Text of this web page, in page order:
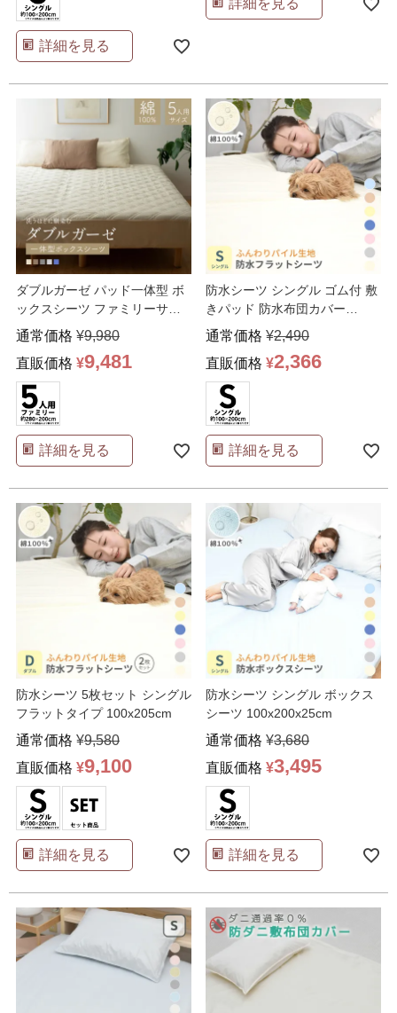
詳細を見る
ダブルガーゼ パッド一体型 ボ
ックスシーツ ファミリーサイ
ズ 5人用
通常価格 ¥9,980
直販価格 ¥9,481
詳細を見る
防水シーツ シングル ゴム付 敷
きパッド 防水布団カバー
100x205cm
通常価格 ¥2,490
直販価格 ¥2,366
詳細を見る
防水シーツ 5枚セット シングル
フラットタイプ 100x205cm
通常価格 ¥9,580
直販価格 ¥9,100
詳細を見る
防水シーツ シングル ボックス
シーツ 100x200x25cm
通常価格 ¥3,680
直販価格 ¥3,495
詳細を見る